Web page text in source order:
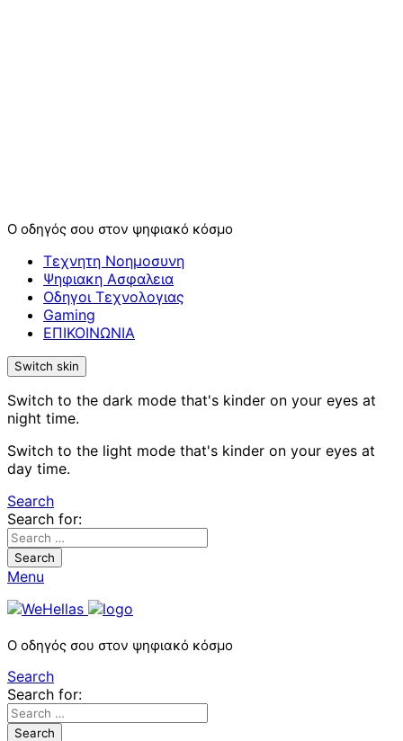
Ο οδηγός σου στον ψηφιακό κόσμο
Τεχνητη Νοημοσυνη
Ψηφιακη Ασφαλεια
Οδηγοι Τεχνολογιας
Gaming
ΕΠΙΚΟΙΝΩΝΙΑ
Switch skin
Switch to the dark mode that's kinder on your eyes at
night time.
Switch to the light mode that's kinder on your eyes at
day time.
Search
Search for:
Search
Menu
Ο οδηγός σου στον ψηφιακό κόσμο
Search
Search for:
Search